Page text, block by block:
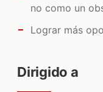
REDACCIÓN
VENTAS
CONTENIDO
no como un
Lograr más
Dirigido a